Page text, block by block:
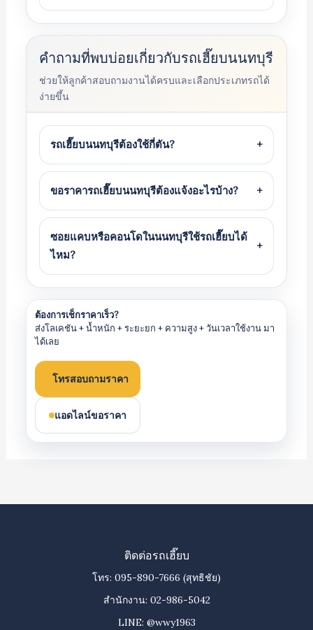
คำถามที่พบบ่อยเกี่ยวกับรถเฮี๊ยบนนทบุรี
ช่วยให้ลูกค้าสอบถามงานได้ครบและเลือกประเภทรถได้
ง่ายขึ้น
รถเฮี๊ยบนนทบุรีต้องใช้กี่ตัน? +
ขอราคารถเฮี๊ยบนนทบุรีต้องแจ้งอะไรบ้าง? +
ซอยแคบหรือคอนโดในนนทบุรีใช้รถเฮี๊ยบได้
ไหม?
+
ต้องการเช็กราคาเร็ว?
ส่งโลเคชัน + น้ำหนัก + ระยะยก + ความสูง + วันเวลาใช้งาน มา
ได้เลย
โทรสอบถามราคา
แอดไลน์ขอราคา
ติดต่อรถเฮี๊ยบ
โทร: 095-890-7666 (สุทธิชัย)
สำนักงาน: 02-986-5042
LINE: @wwy1963